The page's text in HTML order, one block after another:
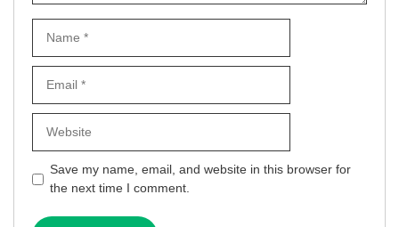
Save my name, email, and website in this browser for
the next time I comment.